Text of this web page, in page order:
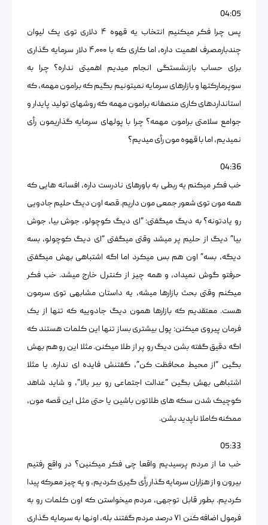
04:05
پس چرا فکر میکنیم انتخاب یه قهوه ۴ دلاری توی یک لیوان
چندبارمصرف اهمیت داره، اما کاری که با ۴٫۰۰۰ دلار سرمایه گذاری
برای حساب بازنشستگی انجام میدیم اهمیتی نداره؟ چرا به
سوپرمارکتها و بازارهای سرمایه نمیتونیم بگیم که برامون مهمه، که
استانداردهای کاری منصفانه برامون مهمه که روشهای تولید پایدار و
جوامع سلامتی برامون مهمه؟ چرا با پولهای سرمایه گذاریمون رأی
نمیدیم، اما با قهوه مون رأی میدیم؟
04:36
خب فکر میکنم یه ربطی به باورهای نادرست داره، افسانه هایی که
همه مون توی شعور جمعی مون داریم. قصه اون دیگ حلیم جادویی
رو یادتونه؟ به دیگ میگفتی: “ای دیگ کوچولو، جوش بیا، جوش
بیا” دیگ از حلیم پر میشد وقتی میگفتی “ای دیگ کوچولو، بسه
دیگه، بسه” اون هم بس میکرد اما اگه اشتباهی بهش میگفتی
حرفتو گوش نمیداد، و همه چیز از کنترل خارج میشد. خب فکر
میکنم وقتی بحث بازارها میشه، یه داستان مشابهی توی سرمون
هست. معتقدیم که بازارها همون دیگ جادوییه که تنها از یک
فرمان پیروی میکنن: پول بیشتری بساز تنها این کلمات هستند که
اگه دقیق گفته بشن دیگ رو پر از طلا میکنن. مثلا این رو هم بهش
بگین “از محیط محافظت کن”، گفتنش فایده ای نداره. یا مثلا
اشتباهی بهش بگین “عدالت اجتماعی رو ببر بالا”، و شاید شاهد
کوچیک شدن سکه های طلاتون باشین یا حتی مثل این قصه مون،
ممکنه کاملا ناپدید بشن.
05:33
خب ما از مردم پرسیدیم واقعا چی فکر میکنین؟ در واقع رفتیم
بیرون و از هزاران سرمایه گذار رأی گیری کردیم، و یه چیز معرکه پیدا
کردیم. بطور قابل توجهی، مردم میخواستن که اون کلمات رو به
فرمول اضافه کنن ۷۱ درصد مردم گفتند بله، اونها به سرمایه گذاری